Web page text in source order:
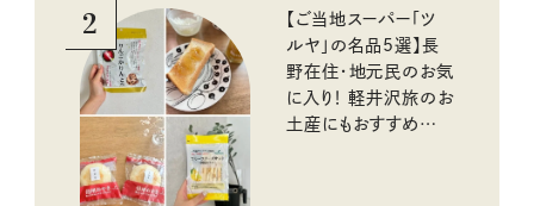
2
【ご当地スーパー「ツ
ルヤ」の名品5選】長
野在住・地元民のお気
に入り！ 軽井沢旅のお
土産にもおすすめのお